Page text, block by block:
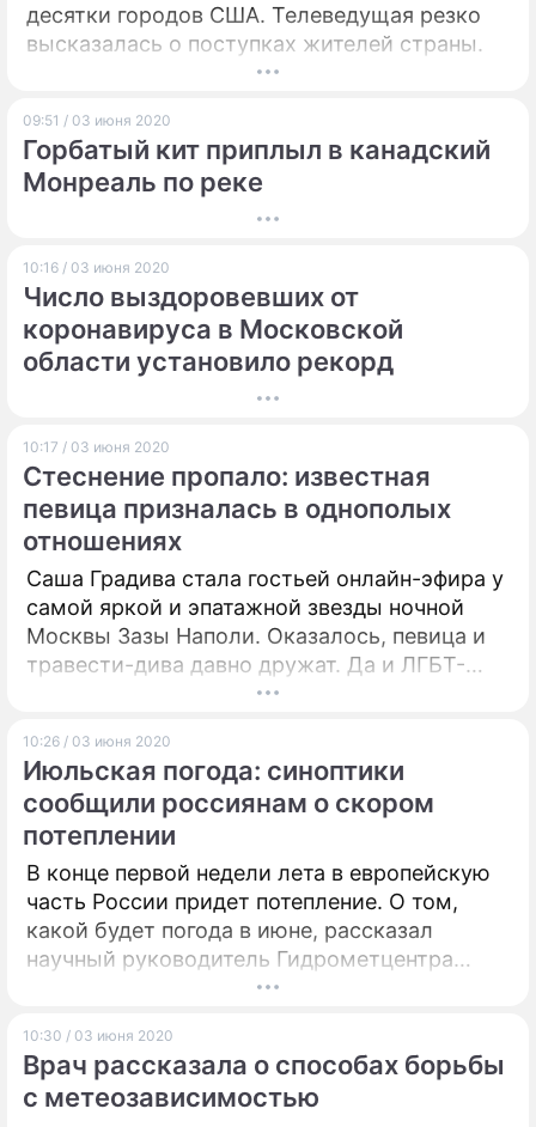
десятки городов США. Телеведущая резко
высказалась о поступках жителей страны.
09:51 / 03 июня 2020
Горбатый кит приплыл в канадский
Монреаль по реке
10:16 / 03 июня 2020
Число выздоровевших от
коронавируса в Московской
области установило рекорд
10:17 / 03 июня 2020
Стеснение пропало: известная
певица призналась в однополых
отношениях
Саша Градива стала гостьей онлайн-эфира у
самой яркой и эпатажной звезды ночной
Москвы Зазы Наполи. Оказалось, певица и
травести-дива давно дружат. Да и ЛГБТ-
движение Саша поддерживает.
выяснил неожиданные подробности.
10:26 / 03 июня 2020
Июльская погода: синоптики
сообщили россиянам о скором
потеплении
В конце первой недели лета в европейскую
часть России придет потепление. О том,
какой будет погода в июне, рассказал
научный руководитель Гидрометцентра
10:30 / 03 июня 2020
Врач рассказала о способах борьбы
с метеозависимостью